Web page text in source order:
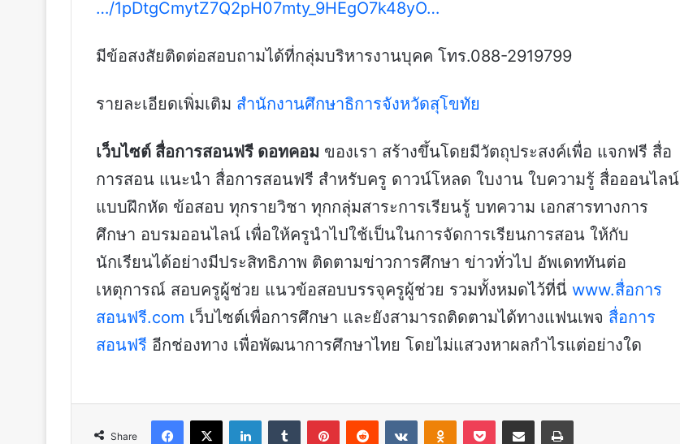
…/1pDtgCmytZ7Q2pH07mty_9HEgO7k48yO…
มีข้อสงสัยติดต่อสอบถามได้ที่กลุ่มบริหารงานบุคค โทร.088-2919799
รายละเอียดเพิ่มเติม สำนักงานศึกษาธิการจังหวัดสุโขทัย
เว็บไซต์ สื่อการสอนฟรี ดอทคอม ของเรา สร้างขึ้นโดยมีวัตถุประสงค์เพื่อ แจกฟรี สื่อ
การสอน แนะนำ สื่อการสอนฟรี สำหรับครู ดาวน์โหลด ใบงาน ใบความรู้ สื่อออนไลน์
แบบฝึกหัด ข้อสอบ ทุกรายวิชา ทุกกลุ่มสาระการเรียนรู้ บทความ เอกสารทางการ
ศึกษา อบรมออนไลน์ เพื่อให้ครูนำไปใช้เป็นในการจัดการเรียนการสอน ให้กับ
นักเรียนได้อย่างมีประสิทธิภาพ ติดตามข่าวการศึกษา ข่าวทั่วไป อัพเดททันต่อ
เหตุการณ์ สอบครูผู้ช่วย แนวข้อสอบบรรจุครูผู้ช่วย รวมทั้งหมดไว้ที่นี่ www.สื่อการ
สอนฟรี.com เว็บไซต์เพื่อการศึกษา และยังสามารถติดตามได้ทางแฟนเพจ สื่อการ
สอนฟรี อีกช่องทาง เพื่อพัฒนาการศึกษาไทย โดยไม่แสวงหาผลกำไรแต่อย่างใด
Share
Facebook
X LinkedInTumblr PinterestReddit VKontakteOdnoklassniki
Pocket Share via Email Print